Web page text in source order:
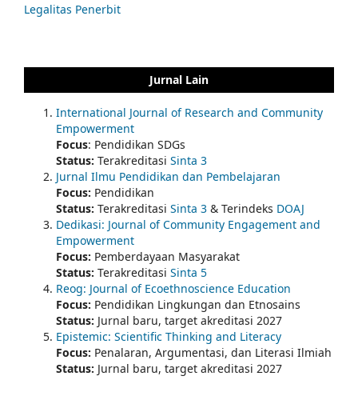
Legalitas Penerbit
Jurnal Lain
International Journal of Research and Community
Empowerment
Focus: Pendidikan SDGs
Status: Terakreditasi Sinta 3
Jurnal Ilmu Pendidikan dan Pembelajaran
Focus: Pendidikan
Status: Terakreditasi Sinta 3 & Terindeks DOAJ
Dedikasi: Journal of Community Engagement and
Empowerment
Focus: Pemberdayaan Masyarakat
Status: Terakreditasi Sinta 5
Reog: Journal of Ecoethnoscience Education
Focus: Pendidikan Lingkungan dan Etnosains
Status: Jurnal baru, target akreditasi 2027
Epistemic: Scientific Thinking and Literacy
Focus: Penalaran, Argumentasi, dan Literasi Ilmiah
Status: Jurnal baru, target akreditasi 2027